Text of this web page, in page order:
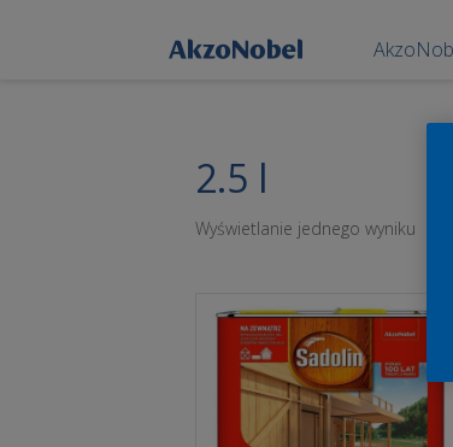
2.5 l
Wyświetlanie jednego wyniku